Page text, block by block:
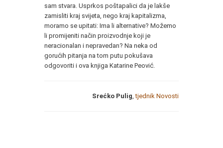
sam stvara. Usprkos poštapalici da je lakše
zamisliti kraj svijeta, nego kraj kapitalizma,
moramo se upitati: Ima li alternative? Možemo
li promijeniti način proizvodnje koji je
neracionalan i nepravedan? Na neka od
gorućih pitanja na tom putu pokušava
odgovoriti i ova knjiga Katarine Peović.
Srećko Pulig ,tjednik Novosti